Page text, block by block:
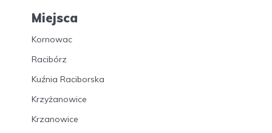
Miejsca
Kornowac
Racibórz
Kuźnia Raciborska
Krzyżanowice
Krzanowice